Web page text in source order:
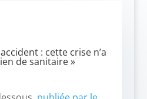
: cette crise n’a
de sanitaire »